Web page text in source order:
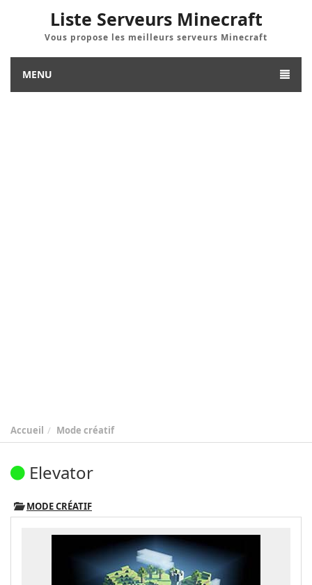
Liste Serveurs Minecraft
Vous propose les meilleurs serveurs Minecraft
MENU
Accueil Mode créatif
Elevator
MODE CRÉATIF